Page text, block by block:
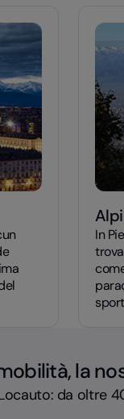
Alpi
In
la
da oltre